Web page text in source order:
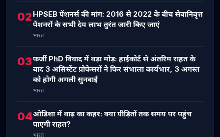
02 HPSEB पेंशनर्स की मांग: 2016 से 2022 के बीच सेवानिवृत्त
पेंशनरों के सभी देय लाभ तुरंत जारी किए जाएं
भारत
03फर्जी PhD विवाद में बड़ा मोड़: हाईकोर्ट से अंतरिम राहत के
बाद 3 असिस्टेंट प्रोफेसरों ने फिर संभाला कार्यभार, 3 अगस्त
को होगी अगली सुनवाई
भारत
04ओडिशा में बाढ़ का कहर: क्या पीड़ितों तक समय पर पहुंच
पाएगी राहत?
भारत